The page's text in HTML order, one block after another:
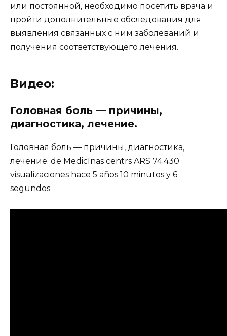
или постоянной, необходимо посетить врача и
пройти дополнительные обследования для
выявления связанных с ним заболеваний и
получения соответствующего лечения.
Видео:
Головная боль — причины,
диагностика, лечение.
Головная боль — причины, диагностика,
лечение. de Medicīnas centrs ARS 74.430
visualizaciones hace 5 años 10 minutos y 6
segundos